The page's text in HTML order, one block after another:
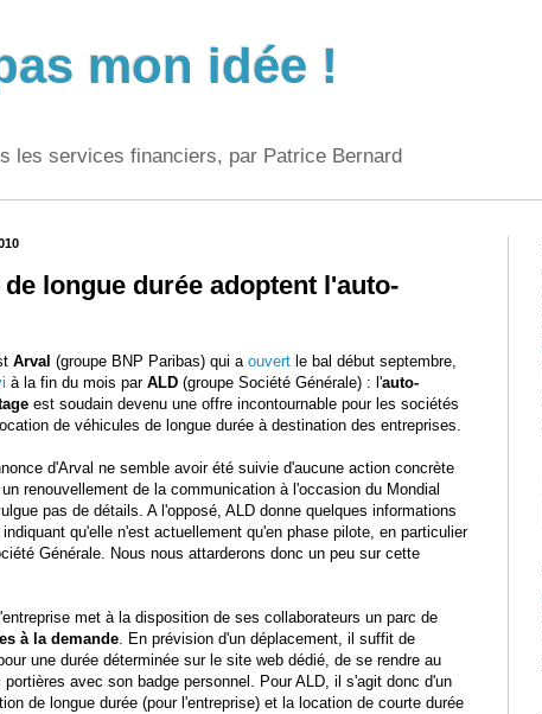
mon idée !
les services financiers, par Patrice Bernard
longue durée adoptent l'auto-
Arval (groupe BNP Paribas) qui aouvert le bal début septembre,
à la fin du mois parALD (groupe Société Générale) : l'auto-
est soudain devenu une offre incontournable pour les sociétés
de véhicules de longue durée à destination des entreprises.
d'Arval ne semble avoir été suivie d'aucune action concrète
renouvellement de la communication à l'occasion du Mondial
pas de détails. A l'opposé, ALD donne quelques informations
qu'elle n'est actuellement qu'en phase pilote, en particulier
Générale. Nous nous attarderons donc un peu sur cette
met à la disposition de ses collaborateurs un parc de
à la demande. En prévision d'un déplacement, il suffit de
une durée déterminée sur le site web dédié, de se rendre au
avec son badge personnel. Pour ALD, il s'agit donc d'un
de longue durée (pour l'entreprise) et la location de courte durée